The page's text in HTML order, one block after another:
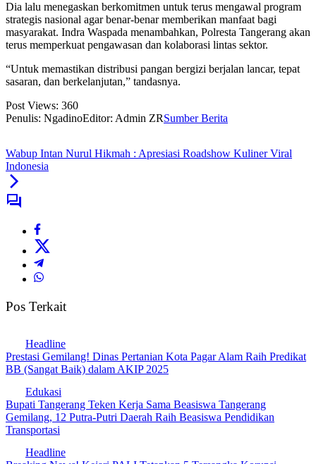
Dia lalu menegaskan berkomitmen untuk terus mengawal program
strategis nasional agar benar-benar memberikan manfaat bagi
masyarakat. Indra Waspada menambahkan, Polresta Tangerang akan
terus memperkuat pengawasan dan kolaborasi lintas sektor.
“Untuk memastikan distribusi pangan bergizi berjalan lancar, tepat
sasaran, dan berkelanjutan,” tandasnya.
Post Views: 360
Penulis: NgadinoEditor: Admin ZRSumber Berita
Wabup Intan Nurul Hikmah : Apresiasi Roadshow Kuliner Viral
Indonesia
Pos Terkait
Headline
Prestasi Gemilang! Dinas Pertanian Kota Pagar Alam Raih Predikat
BB (Sangat Baik) dalam AKIP 2025
Edukasi
Bupati Tangerang Teken Kerja Sama Beasiswa Tangerang
Gemilang, 12 Putra-Putri Daerah Raih Beasiswa Pendidikan
Transportasi
Headline